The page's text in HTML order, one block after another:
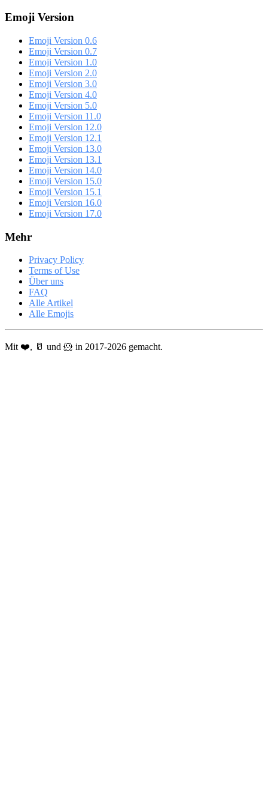
Emoji Version
Emoji Version 0.6
Emoji Version 0.7
Emoji Version 1.0
Emoji Version 2.0
Emoji Version 3.0
Emoji Version 4.0
Emoji Version 5.0
Emoji Version 11.0
Emoji Version 12.0
Emoji Version 12.1
Emoji Version 13.0
Emoji Version 13.1
Emoji Version 14.0
Emoji Version 15.0
Emoji Version 15.1
Emoji Version 16.0
Emoji Version 17.0
Mehr
Privacy Policy
Terms of Use
Über uns
FAQ
Alle Artikel
Alle Emojis
Mit ❤️, 🥛 und 🐹 in 2017-2026 gemacht.